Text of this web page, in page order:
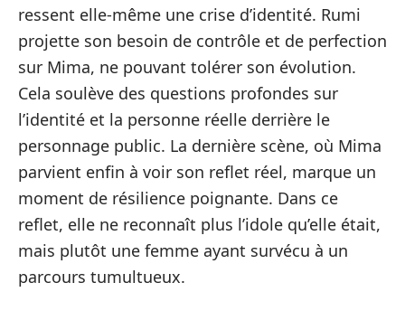
ressent elle-même une crise d’identité. Rumi
projette son besoin de contrôle et de perfection
sur Mima, ne pouvant tolérer son évolution.
Cela soulève des questions profondes sur
l’identité et la personne réelle derrière le
personnage public. La dernière scène, où Mima
parvient enfin à voir son reflet réel, marque un
moment de résilience poignante. Dans ce
reflet, elle ne reconnaît plus l’idole qu’elle était,
mais plutôt une femme ayant survécu à un
parcours tumultueux.